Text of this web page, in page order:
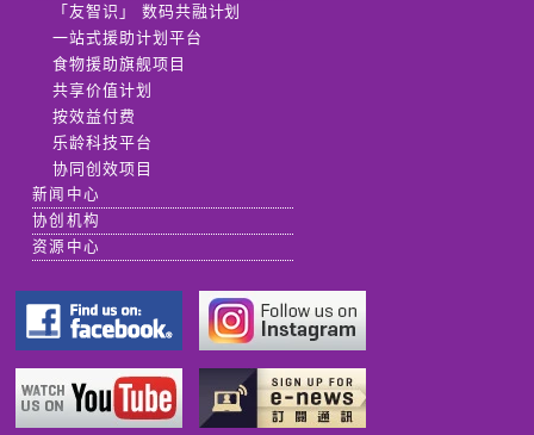
「友智识」 数码共融计划
一站式援助计划平台
食物援助旗舰项目
共享价值计划
按效益付费
乐龄科技平台
协同创效项目
新闻中心
协创机构
资源中心